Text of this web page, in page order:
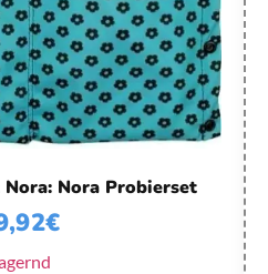
Nora Probierset
€